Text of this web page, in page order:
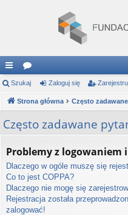
ię
ce
j
or
a
Szukaj Zaloguj się
Strona główna Często
Często zadawane
Problemy z logowaniem
Dlaczego w ogóle muszę się
Co to jest COPPA?
Dlaczego nie mogę się
Rejestracja została
zalogować!